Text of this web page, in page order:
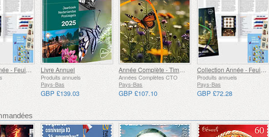
Collection Année - Feuilles Livre Annuel
Produits annuels
Pays-Bas
GBP £139.03
Année Complète - Timbres
Années Complètes CTO
Pays-Bas
GBP £107.10
Collection Année - Feuilles
Produits annuels
Pays-Bas
GBP £72.28